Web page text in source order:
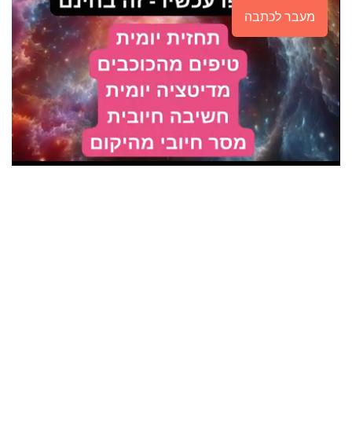
מעבר לכתבה